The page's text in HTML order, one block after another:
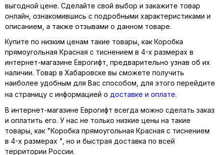
выгодной цене. Сделайте свой выбор и закажите товар
онлайн, ознакомившись с подробными характеристиками и
описанием, а также отзывами о данном товаре.
Купите по низким ценам такие товары, как Коробка
прямоугольная Красная с тиснением в 4-х размерах в
интернет-магазине Еврогифт, предварительно узнав об их
наличии. Товар в Хабаровске вы сможете получить
наиболее удобным для Вас способом, для этого перейдите
на страницу с информацией о доставке и оплате.
В интернет-магазине Еврогифт всегда можно сделать заказ
и оплатить его. У нас не только низкие цены на такие
товары, как "Коробка прямоугольная Красная с тиснением
в 4-х размерах ", но и быстрая доставка по всей
территории России.